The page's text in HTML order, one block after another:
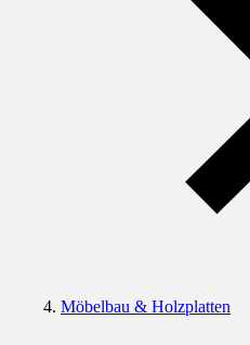
Möbelbau & Holzplatten